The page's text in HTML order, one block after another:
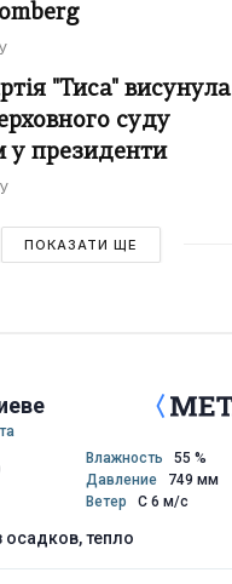
"Тиса" висунула
суду
у президенти
ПОКАЗАТИ ЩЕ
Влажность
55 %
Давление
749 мм
Ветер
С 6 м/с
осадков, тепло